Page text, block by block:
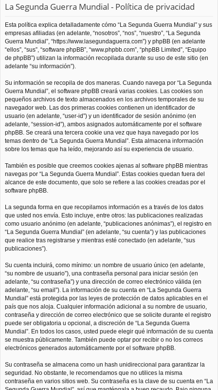
La Segunda Guerra Mundial - Política de privacidad
Esta política explica detalladamente cómo “La Segunda Guerra Mundial” y sus
empresas afiliadas (en adelante, “nosotros”, “nos”, “nuestro”, “La Segunda
Guerra Mundial”, “https://www.lasegundaguerra.com”) y phpBB (en adelante
“ellos”, “sus”, “software phpBB”, “www.phpbb.com”, “phpBB Limited”, “Equipo
de phpBB”) utilizan la información recopilada durante su uso de este sitio (en
adelante “su información”).
Su información se recopila de dos maneras. Cuando navega por “La Segunda
Guerra Mundial”, el software phpBB creará varias cookies. Las cookies son
pequeños archivos de texto almacenados en los archivos temporales de su
navegador web. Las dos primeras cookies contienen un identificador de
usuario (en adelante, “user-id”) y un identificador de sesión anónimo (en
adelante, “session-id”), ambos asignados automáticamente por el software
phpBB. Se creará una tercera cookie una vez que haya navegado por los
temas dentro de “La Segunda Guerra Mundial”. Esta almacena información
sobre los temas que ha leído, mejorando así su experiencia de usuario.
También es posible que creemos cookies ajenas al software phpBB mientras
navegas por “La Segunda Guerra Mundial”. Estas cookies quedan fuera del
alcance de este documento, que solo se refiere a las cookies creadas por el
software phpBB.
La segunda forma en que recopilamos información es a través de los datos
que usted nos envía. Esto incluye, entre otros: las publicaciones realizadas
como usuario anónimo (en adelante, “publicaciones anónimas”), el registro en
“La Segunda Guerra Mundial” (en adelante, “su cuenta”) y las publicaciones
que realice tras registrarse y mientras esté conectado (en adelante, “sus
publicaciones”).
Su cuenta incluirá, como mínimo: un nombre de usuario único (en adelante,
“su nombre de usuario”), una contraseña personal para iniciar sesión (en
adelante, “su contraseña”) y una dirección de correo electrónico válida (en
adelante, “su email”). La información de su cuenta en “La Segunda Guerra
Mundial” está protegida por las leyes de protección de datos aplicables en el
país que nos aloja. Cualquier información adicional a su nombre de usuario,
contraseña y dirección de correo electrónico que se solicite durante el registro
puede ser obligatoria u opcional, a discreción de “La Segunda Guerra
Mundial”. En todos los casos, usted puede elegir qué información de su cuenta
se muestra públicamente. También puede optar por recibir o no los correos
electrónicos generados automáticamente por el software phpBB.
Su contraseña se almacena como un hash unidireccional para garantizar la
seguridad. No obstante, le recomendamos que no utilices la misma
contraseña en varios sitios web. Su contraseña es la clave de su cuenta en “La